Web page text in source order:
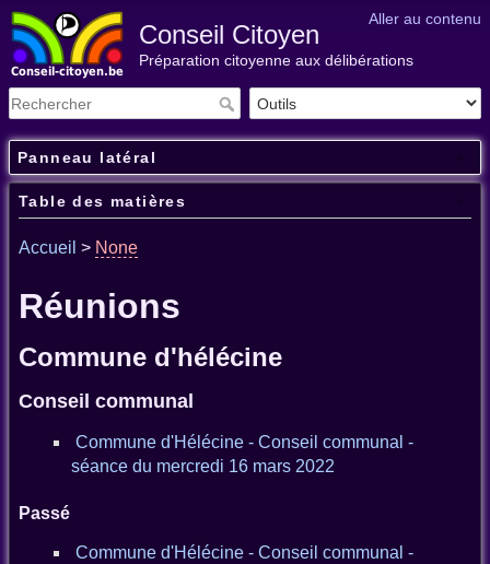
Aller au contenu
Conseil Citoyen
Préparation citoyenne aux délibérations
Panneau latéral
Table des matières
Accueil > None
Réunions
Commune d'hélécine
Conseil communal
Commune d'Hélécine - Conseil communal -
séance du mercredi 16 mars 2022
Passé
Commune d'Hélécine - Conseil communal -